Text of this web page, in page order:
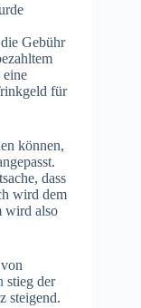
Gebühr
eine
für
können,
dass
wird dem
wird also
stieg der
steigend.